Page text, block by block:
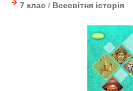
7 клас / Всесвітня історія